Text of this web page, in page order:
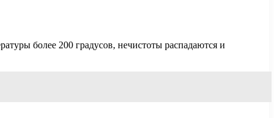
более 200 градусов, нечистоты распадаются и